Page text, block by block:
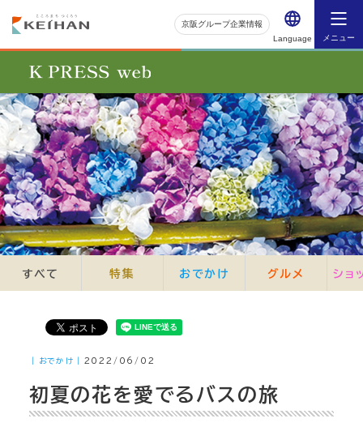
Language メニュー
京阪グループ企業情報
すべて 特集 おでかけ グルメ ショ
｜おでかけ｜ 2022/06/02
初夏の花を愛でるバスの旅